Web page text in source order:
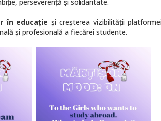
perseverență și solidaritate.
în educație și creșterea vizibilității
și profesională a fiecărei studente.